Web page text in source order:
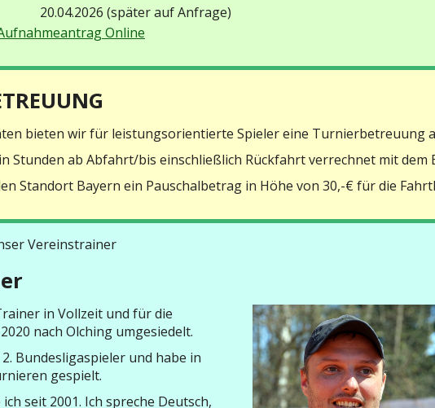
20.04.2026 (später auf Anfrage)
Online
bieten wir für leistungsorientierte Spieler eine Turnierbetreuung
Stunden ab Abfahrt/bis einschließlich Rückfahrt verrechnet mit
Standort Bayern ein Pauschalbetrag in Höhe von 30,-€ für die
Vereinstrainer
in Vollzeit und für die
nach Olching umgesiedelt.
Bundesligaspieler und habe in
gespielt.
seit 2001. Ich spreche Deutsch,